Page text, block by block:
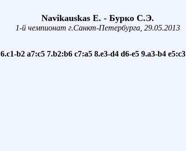
Navikauskas E. - Бурко С.Э.
1-й чемпионат г.Санкт-Петербурга, 29.05.2013
6.c1-b2 a7:c5 7.b2:b6 c7:a5 8.e3-d4 d6-e5 9.a3-b4 e5:c3